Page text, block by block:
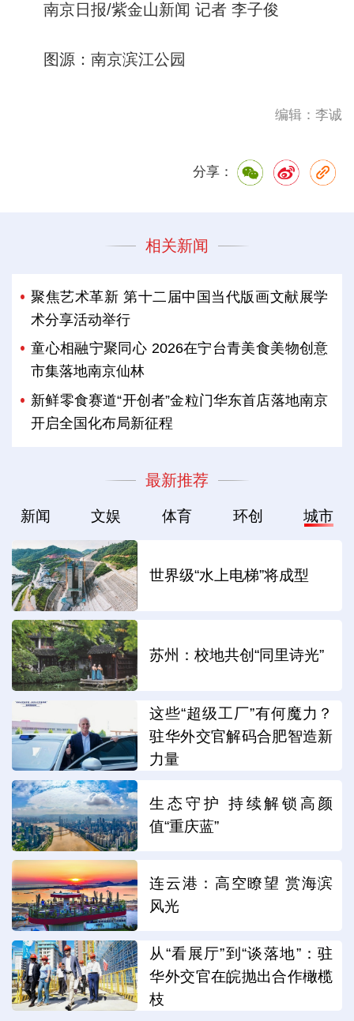
南京日报/紫金山新闻 记者 李子俊
图源：南京滨江公园
编辑：李诚
分享：
相关新闻
聚焦艺术革新 第十二届中国当代版画文献展学
术分享活动举行
童心相融宁聚同心 2026在宁台青美食美物创意
市集落地南京仙林
新鲜零食赛道“开创者”金粒门华东首店落地南京
开启全国化布局新征程
最新推荐
新闻 文娱 体育 环创 城市
世界级“水上电梯”将成型
苏州：校地共创“同里诗光”
这些“超级工厂”有何魔力？
驻华外交官解码合肥智造新
力量
生态守护 持续解锁高颜
值“重庆蓝”
连云港：高空瞭望 赏海滨
风光
从“看展厅”到“谈落地”：驻
华外交官在皖抛出合作橄榄
枝